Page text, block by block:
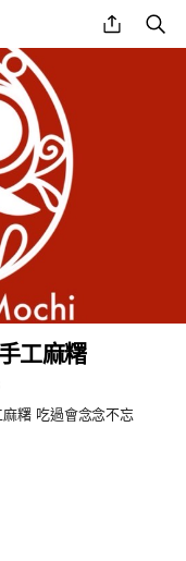
share
工麻糬
糬 吃過會念念不忘